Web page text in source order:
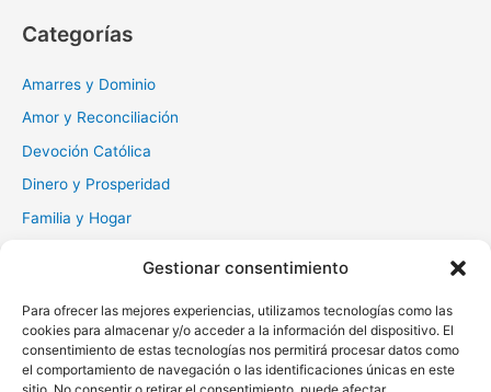
Gestionar consentimiento
Para ofrecer las mejores experiencias, utilizamos tecnologías como las
cookies para almacenar y/o acceder a la información del dispositivo. El
consentimiento de estas tecnologías nos permitirá procesar datos como
el comportamiento de navegación o las identificaciones únicas en este
a
r
Categorías
Amarres y Dominio
Amor y Reconciliación
Devoción Católica
Dinero y Prosperidad
Familia y Hogar
Muerte y Difuntos
Oraciones Diarias
Otras